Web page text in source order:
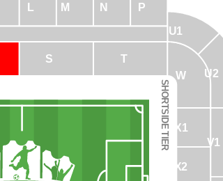
SHORTSIDE TIER
L M N P
S T
U1
U2
V1
W
X1
X2